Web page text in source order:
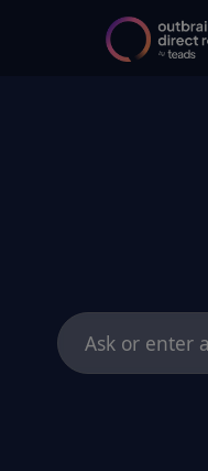
Search
for: